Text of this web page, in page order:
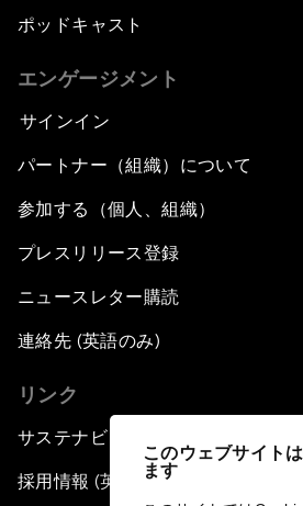
このウェブサイト
ます
ポッドキャスト
エンゲージメント
サインイン
パートナー（組織）について
参加する（個人、組織）
プレスリリース登録
ニュースレター購読
連絡先 (英語のみ)
リンク
サステナビリティへの取り組み
採用情報 (英語のみ)